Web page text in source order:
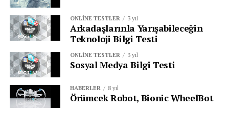
ONLINE TESTLER 3 yıl
Arkadaşlarınla Yarışabileceğin
Teknoloji Bilgi Testi
ONLINE TESTLER 3 yıl
Sosyal Medya Bilgi Testi
HABERLER 8 yıl
Örümcek Robot, Bionic WheelBot